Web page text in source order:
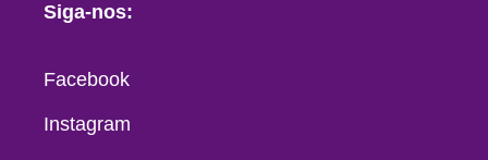
Siga-nos:
Facebook
Instagram